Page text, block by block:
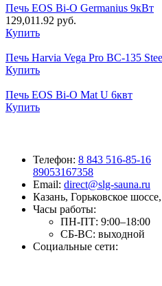
Печь EOS Bi-O Germanius 9кВт
129,011.92 руб.
Купить
Печь Harvia Vega Pro BC-135
Купить
Печь EOS Bi-O Mat U 6квт
Купить
Телефон: 8 843 516-85-16
89053167358
Email: direct@slg-sauna.ru
Казань, Горьковское
Часы работы:
ПН-ПТ: 9:00–18:00
СБ-ВС: выходной
Социальные сети: